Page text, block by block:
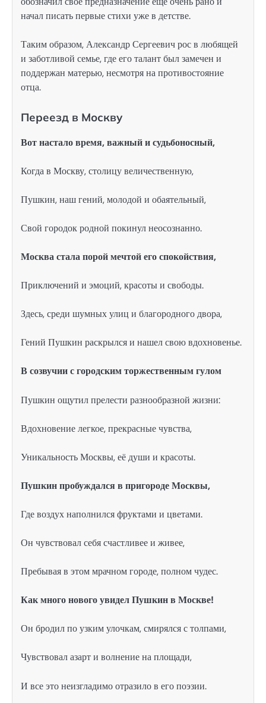
начал писать первые стихи уже в детстве.
Таким образом, Александр Сергеевич рос в любящей
и заботливой семье, где его талант был замечен и
поддержан матерью, несмотря на противостояние
отца.
Переезд в Москву
Вот настало время, важный и судьбоносный,
Когда в Москву, столицу величественную,
Пушкин, наш гений, молодой и обаятельный,
Свой городок родной покинул неосознанно.
Москва стала порой мечтой его спокойствия,
Приключений и эмоций, красоты и свободы.
Здесь, среди шумных улиц и благородного двора,
Гений Пушкин раскрылся и нашел свою вдохновенье.
В созвучии с городским торжественным гулом
Пушкин ощутил прелести разнообразной жизни:
Вдохновение легкое, прекрасные чувства,
Уникальность Москвы, её души и красоты.
Пушкин пробуждался в пригороде Москвы,
Где воздух наполнился фруктами и цветами.
Он чувствовал себя счастливее и живее,
Пребывая в этом мрачном городе, полном чудес.
Как много нового увидел Пушкин в Москве!
Он бродил по узким улочкам, смирялся с толпами,
Чувствовал азарт и волнение на площади,
И все это неизгладимо отразило в его поэзии.